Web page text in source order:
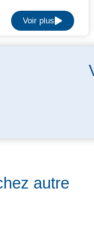
Voir plus
autre